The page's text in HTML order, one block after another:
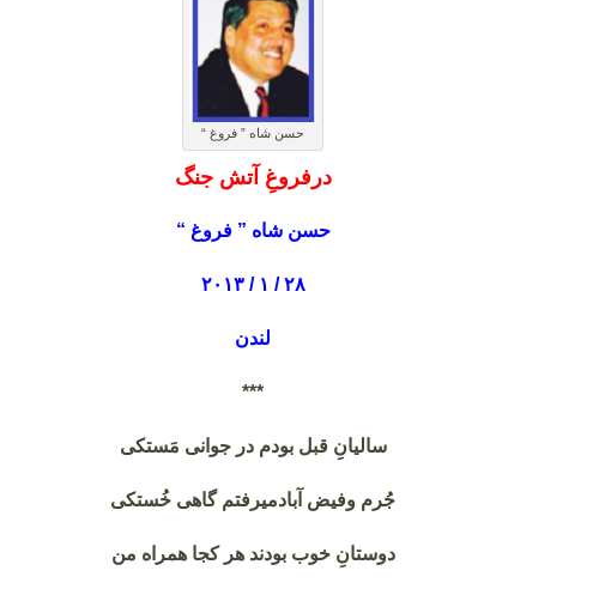
حسن شاه ” فروغ “
درفروغِ آتش جنگ
حسن شاه ” فروغ “
۲۸ / ۱ / ۲۰۱۳
لندن
***
سالیانِ قبل بودم در جوانی مَستکی
جُرم وفیض آبادمیرفتم گاهی خُستکی
دوستانِ خوب بودند هر کجا همراه من